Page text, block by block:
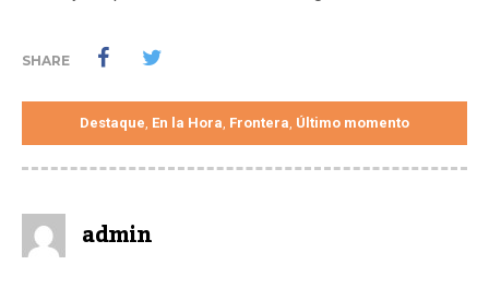
SHARE
Destaque, En la Hora, Frontera, Último momento
admin